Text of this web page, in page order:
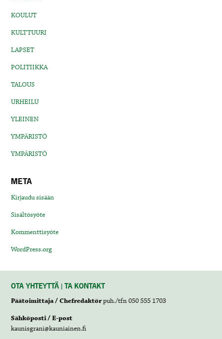
KOULUT
KULTTUURI
LAPSET
POLITIIKKA
TALOUS
URHEILU
YLEINEN
YMPÄRISTÖ
YMPÄRISTÖ
META
Kirjaudu sisään
Sisältösyöte
Kommenttisyöte
WordPress.org
OTA YHTEYTTÄ | TA KONTAKT
Päätoimittaja / Chefredaktörpuh./tfn 050 555 1703
Sähköposti / E-post
kaunisgrani@kauniainen.fi